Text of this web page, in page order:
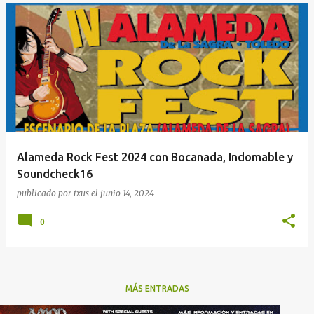
Alameda Rock Fest 2024 con Bocanada, Indomable y
Soundcheck16
publicado por txus el junio 14, 2024
0
MÁS ENTRADAS